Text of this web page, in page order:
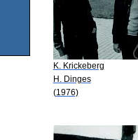
K. Krickeberg
H. Dinges
(1976)